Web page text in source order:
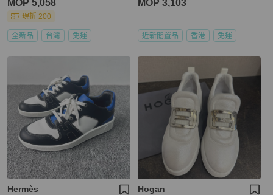
MOP 5,058
現折 200
全新品 台灣 免運
MOP 3,103
近新閒置品 香港 免運
Hermès Hogan